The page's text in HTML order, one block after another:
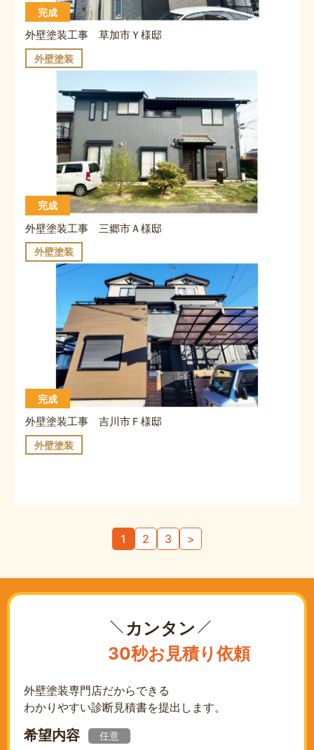
完成
外壁塗装工事 草加市Ｙ様邸
外壁塗装
完成
外壁塗装工事 三郷市Ａ様邸
外壁塗装
完成
外壁塗装工事 吉川市Ｆ様邸
外壁塗装
ー
1 2 3 >
カンタン
30秒お見積り依頼
外壁塗装専門店だからできる
わかりやすい診断見積書を提出します。
希望内容 任意